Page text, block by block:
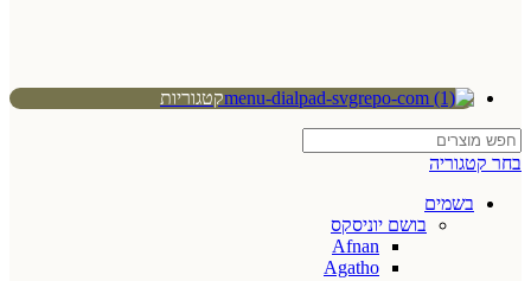
קטגוריות
בחר קטגוריה
בשמים
בושם יוניסקס
Afnan
Agatho